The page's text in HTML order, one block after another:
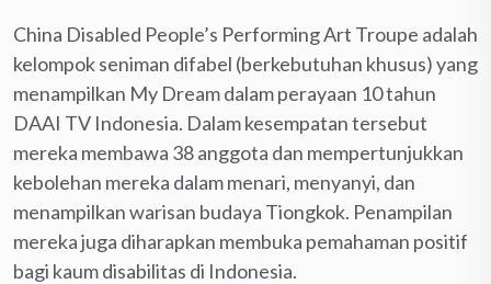
China Disabled People’s Performing Art Troupe adalah
kelompok seniman difabel (berkebutuhan khusus) yang
menampilkan My Dream dalam perayaan 10 tahun
DAAI TV Indonesia. Dalam kesempatan tersebut
mereka membawa 38 anggota dan mempertunjukkan
kebolehan mereka dalam menari, menyanyi, dan
menampilkan warisan budaya Tiongkok. Penampilan
mereka juga diharapkan membuka pemahaman positif
bagi kaum disabilitas di Indonesia.